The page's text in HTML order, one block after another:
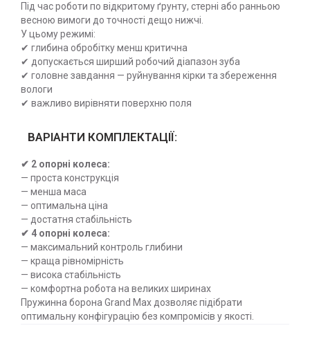
Під час роботи по відкритому ґрунту, стерні або ранньою
весною вимоги до точності дещо нижчі.
У цьому режимі:
✔ глибина обробітку менш критична
✔ допускається ширший робочий діапазон зуба
✔ головне завдання — руйнування кірки та збереження
вологи
✔ важливо вирівняти поверхню поля
ВАРІАНТИ КОМПЛЕКТАЦІЇ:
✔ 2 опорні колеса:
— проста конструкція
— менша маса
— оптимальна ціна
— достатня стабільність
✔ 4 опорні колеса:
— максимальний контроль глибини
— краща рівномірність
— висока стабільність
— комфортна робота на великих ширинах
Пружинна борона Grand Max дозволяє підібрати
оптимальну конфігурацію без компромісів у якості.